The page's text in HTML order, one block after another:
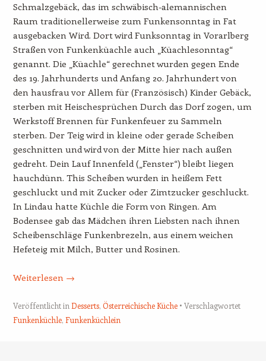
Schmalzgebäck, das im schwäbisch-alemannischen
Raum traditionellerweise zum Funkensonntag in Fat
ausgebacken Wird. Dort wird Funksonntag in Vorarlberg
Straßen von Funkenküachle auch „Küachlesonntag“
genannt. Die „Küachle“ gerechnet wurden gegen Ende
des 19. Jahrhunderts und Anfang 20. Jahrhundert von
den hausfrau vor Allem für (Französisch) Kinder Gebäck,
sterben mit Heischesprüchen Durch das Dorf zogen, um
Werkstoff Brennen für Funkenfeuer zu Sammeln
sterben. Der Teig wird in kleine oder gerade Scheiben
geschnitten und wird von der Mitte hier nach außen
gedreht. Dein Lauf Innenfeld („Fenster“) bleibt liegen
hauchdünn. This Scheiben wurden in heißem Fett
geschluckt und mit Zucker oder Zimtzucker geschluckt.
In Lindau hatte Küchle die Form von Ringen. Am
Bodensee gab das Mädchen ihren Liebsten nach ihnen
Scheibenschläge Funkenbrezeln, aus einem weichen
Hefeteig mit Milch, Butter und Rosinen.
Weiterlesen →
Veröffentlicht in Desserts, Österreichische Küche
Verschlagwortet
Funkenküchle, Funkenküchlein